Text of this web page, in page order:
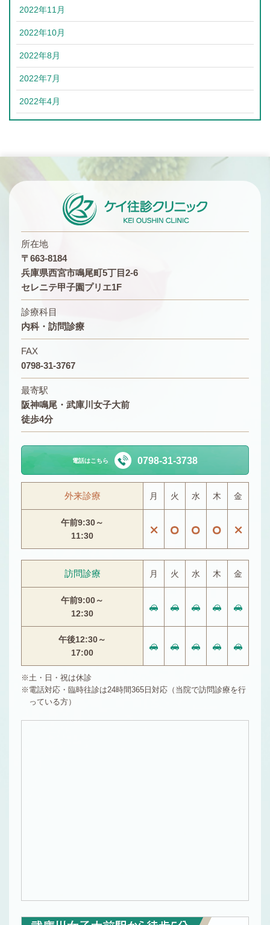
2022年11月
2022年10月
2022年8月
2022年7月
2022年4月
所在地
〒663-8184
兵庫県西宮市鳴尾町5丁目2-6
セレニテ甲子園プリエ1F
診療科目
内科・訪問診療
FAX
0798-31-3767
最寄駅
阪神鳴尾・武庫川女子大前
徒歩4分
電話はこちら 0798-31-3738
外来診療 月 火 水 木 金
午前9:30～
11:30
訪問診療 月 火 水 木 金
午前9:00～
12:30
午後12:30～
17:00
土・日・祝は休診
電話対応・臨時往診は24時間365日対応（当院で訪問診療を行
っている方）